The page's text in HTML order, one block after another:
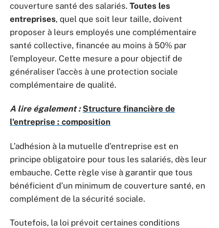
couverture santé des salariés. Toutes les
entreprises, quel que soit leur taille, doivent
proposer à leurs employés une complémentaire
santé collective, financée au moins à 50% par
l’employeur. Cette mesure a pour objectif de
généraliser l’accès à une protection sociale
complémentaire de qualité.
A lire également : Structure financière de
l'entreprise : composition
L’adhésion à la mutuelle d’entreprise est en
principe obligatoire pour tous les salariés, dès leur
embauche. Cette règle vise à garantir que tous
bénéficient d’un minimum de couverture santé, en
complément de la sécurité sociale.
Toutefois, la loi prévoit certaines conditions